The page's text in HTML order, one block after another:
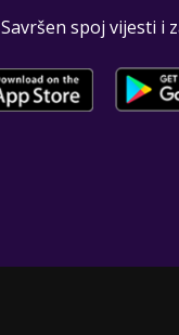
Savršen spoj vijesti i